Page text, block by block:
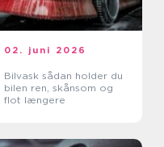
02. juni 2026
Bilvask sådan holder du
bilen ren, skånsom og
flot længere